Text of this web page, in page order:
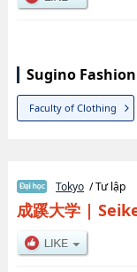
Sugino
Faculty of Clothing
Tokyo / Tư lập
成蹊大学|